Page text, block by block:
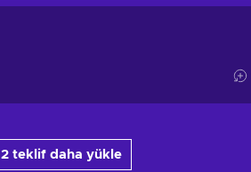
2 teklif daha yükle